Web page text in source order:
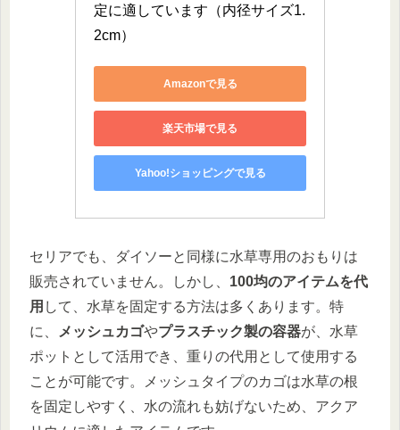
定に適しています（内径サイズ1.
2cm）
Amazonで見る
楽天市場で見る
Yahoo!ショッピングで見る
セリアでも、ダイソーと同様に水草専用のおもりは
販売されていません。しかし、 100均のアイテムを代
用 して、水草を固定する方法は多くあります。特
に、
メッシュカゴやプラスチック製の容器が、水草
ポットとして活用でき、重りの代用として使用する
ことが可能です。メッシュタイプのカゴは水草の根
を固定しやすく、水の流れも妨げないため、アクア